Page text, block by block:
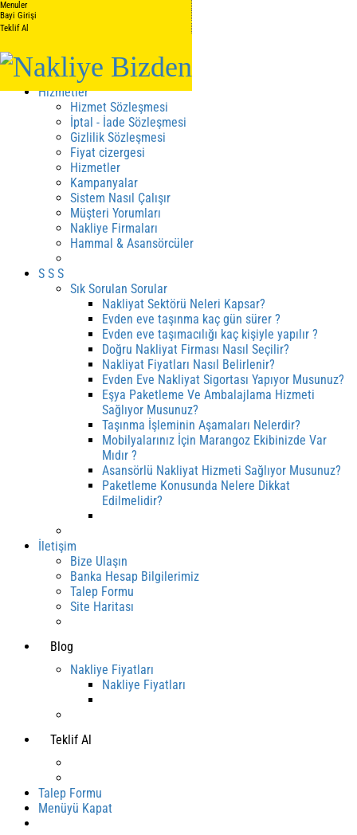
Menuler
Bayi Girişi
Teklif Al
Kalite Belgelerimiz
Hizmetler
Hizmet Sözleşmesi
İptal - İade Sözleşmesi
Gizlilik Sözleşmesi
Fiyat cizergesi
Hizmetler
Kampanyalar
Sistem Nasıl Çalışır
Müşteri Yorumları
Nakliye Firmaları
Hammal & Asansörcüler
S S S
Sık Sorulan Sorular
Nakliyat Sektörü Neleri Kapsar?
Evden eve taşınma kaç gün sürer ?
Evden eve taşımacılığı kaç kişiyle yapılır ?
Doğru Nakliyat Firması Nasıl Seçilir?
Nakliyat Fiyatları Nasıl Belirlenir?
Evden Eve Nakliyat Sigortası Yapıyor Musunuz?
Eşya Paketleme Ve Ambalajlama Hizmeti
Sağlıyor Musunuz?
Taşınma İşleminin Aşamaları Nelerdir?
Mobilyalarınız İçin Marangoz Ekibinizde Var
Mıdır ?
Asansörlü Nakliyat Hizmeti Sağlıyor Musunuz?
Paketleme Konusunda Nelere Dikkat
Edilmelidir?
İletişim
Bize Ulaşın
Banka Hesap Bilgilerimiz
Talep Formu
Site Haritası
Blog
Nakliye Fiyatları
Nakliye Fiyatları
Teklif Al
Talep Formu
Menüyü Kapat